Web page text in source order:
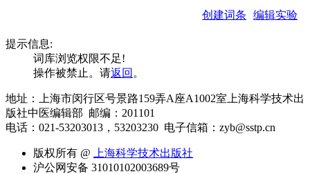
创建词条 编辑实验
提示信息:
词库浏览权限不足!
操作被禁止。请返回 。
地址：上海市闵行区号景路159弄A座A1002室上海科学技术出
版社中医编辑部 邮编：201101
电话：021-53203013，53203230 电子信箱：zyb@sstp.cn
版权所有 @
上海科学技术出版社
沪公网安备 31010102003689号